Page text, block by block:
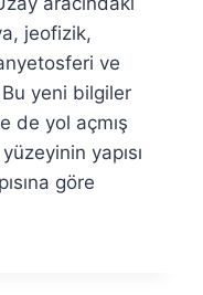
jeofizik,
ve
yeni bilgiler
de yol açmış
yapısı
göre